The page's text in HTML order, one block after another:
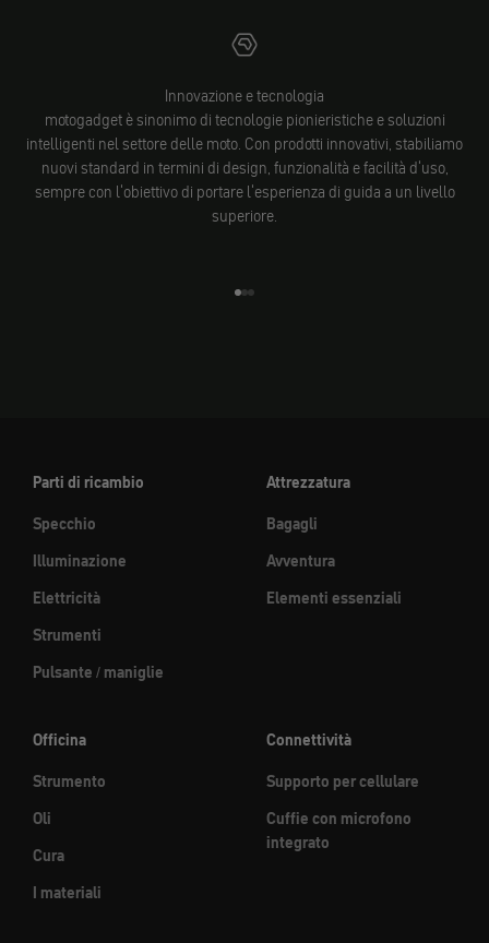
Innovazione e tecnologia
motogadget è sinonimo di tecnologie pionieristiche e soluzioni
intelligenti nel settore delle moto. Con prodotti innovativi, stabiliamo
nuovi standard in termini di design, funzionalità e facilità d'uso,
sempre con l'obiettivo di portare l'esperienza di guida a un livello
superiore.
Parti di ricambio
Specchio
Illuminazione
Elettricità
Strumenti
Pulsante / maniglie
Attrezzatura
Bagagli
Avventura
Elementi essenziali
Officina
Strumento
Oli
Cura
I materiali
Connettività
Supporto per cellulare
Cuffie con microfono
integrato